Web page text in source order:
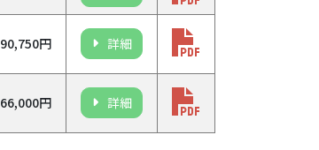
90,750円 詳細
66,000円 詳細